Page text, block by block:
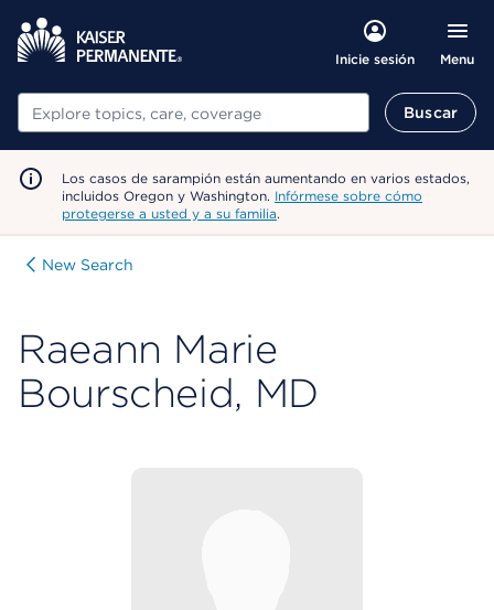
Inicie sesión Menu
Buscar Buscar
Los casos de sarampión están aumentando en varios estados,
incluidos Oregon y Washington. Infórmese sobre cómo
protegerse a usted y a su familia.
New Search
Raeann Marie
Bourscheid, MD